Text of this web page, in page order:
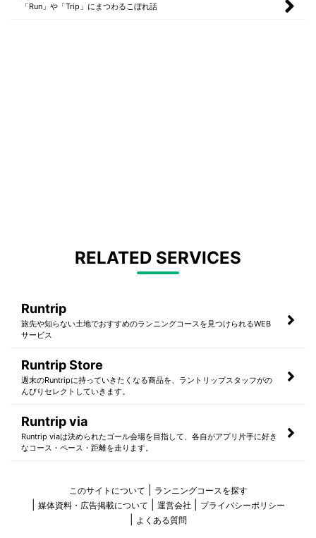
「Run」や「Trip」にまつわるこぼれ話
RELATED SERVICES
Runtrip
旅先や知らない土地でおすすめのランニングコースを見つけられるWEB
サービス
Runtrip Store
週末のRuntripに持っていきたくなる商品を、ラントリップスタッフがの
んびりセレクトしていきます。
Runtrip via
Runtrip viaは決められたゴール会場を目指して、各自がアプリ片手に好き
なコース・ペース・距離を走ります。
このサイトについて
ランニングコースを探す
媒体資料・広告掲載について
運営会社
プライバシーポリシー
よくある質問